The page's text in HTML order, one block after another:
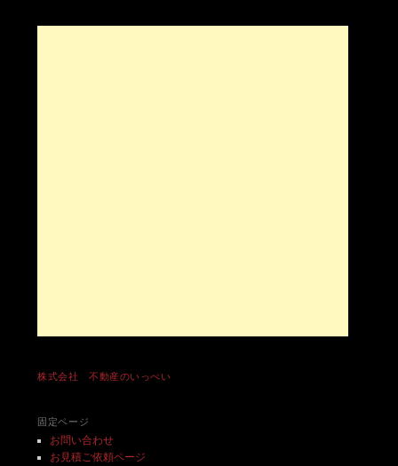
株式会社 不動産のいっぺい
固定ページ
お問い合わせ
お見積ご依頼ページ